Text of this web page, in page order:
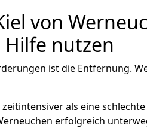
von
nutzen
ist die Entfernung.
als eine
erfolgreich